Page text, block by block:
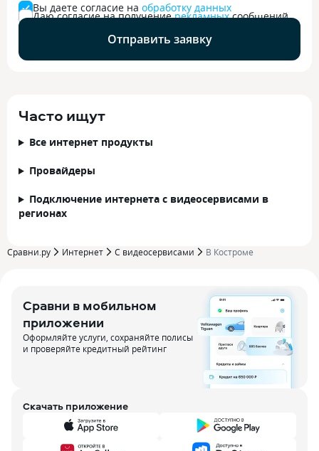
Вы даете согласие на обработку данных
Даю согласие на получениерекламныхсообщений
Отправить заявку
Часто ищут
Все интернет продукты
Провайдеры
Подключение интернета с видеосервисами в
регионах
Сравни.ру Интернет С видеосервисами В Костроме
Сравни в мобильном
приложении
Оформляйте услуги, сохраняйте полисы
и проверяйте кредитный рейтинг
Скачать приложение